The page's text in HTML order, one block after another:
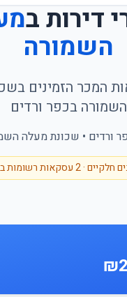
דירות ב
השמורה
המכר הזמינים
השמורה בכפר ורדים
ורדים • שכונתמעלה
חלקיים ·2עסקאות רשומות